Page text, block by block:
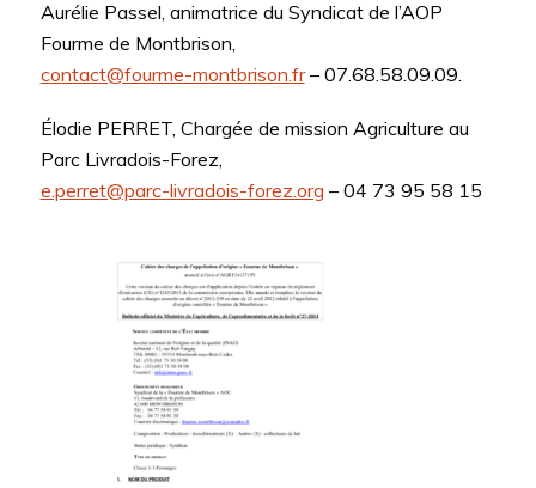
Aurélie Passel, animatrice du Syndicat de l’AOP
Fourme de Montbrison,
contact@fourme-montbrison.fr– 07.68.58.09.09.
Élodie PERRET, Chargée de mission Agriculture au
Parc Livradois-Forez,
e.perret@parc-livradois-forez.org – 04 73 95 58 15